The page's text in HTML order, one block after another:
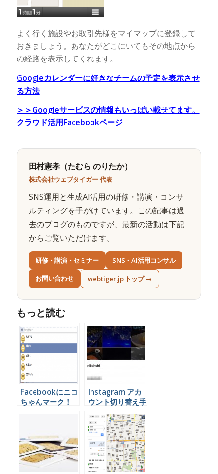
よく行く施設やお取引先様をマイマップに登録して
おきましょう。あなたがどこにいてもその地点から
の経路を表示してくれます。
Googleカレンダーに好きなチームの予定を表示させ
る方法
＞＞Googleサービスの情報もいっぱい載せてます。
クラウド活用Facebookページ
田村憲孝（たむら のりたか）
株式会社ウェブタイガー 代表
SNS運用と生成AI活用の研修・講演・コンサ
ルティングを手がけています。この記事は過
去のブログのものですが、最新の活動は下記
からご覧いただけます。
研修・講演・セミナー SNS・AI活用コンサル
お問い合わせ webtiger.jp トップ →
もっと読む
Facebookにニコ
ちゃんマーク！
Instagram アカ
ウント切り替え手
順 iPhone
Android